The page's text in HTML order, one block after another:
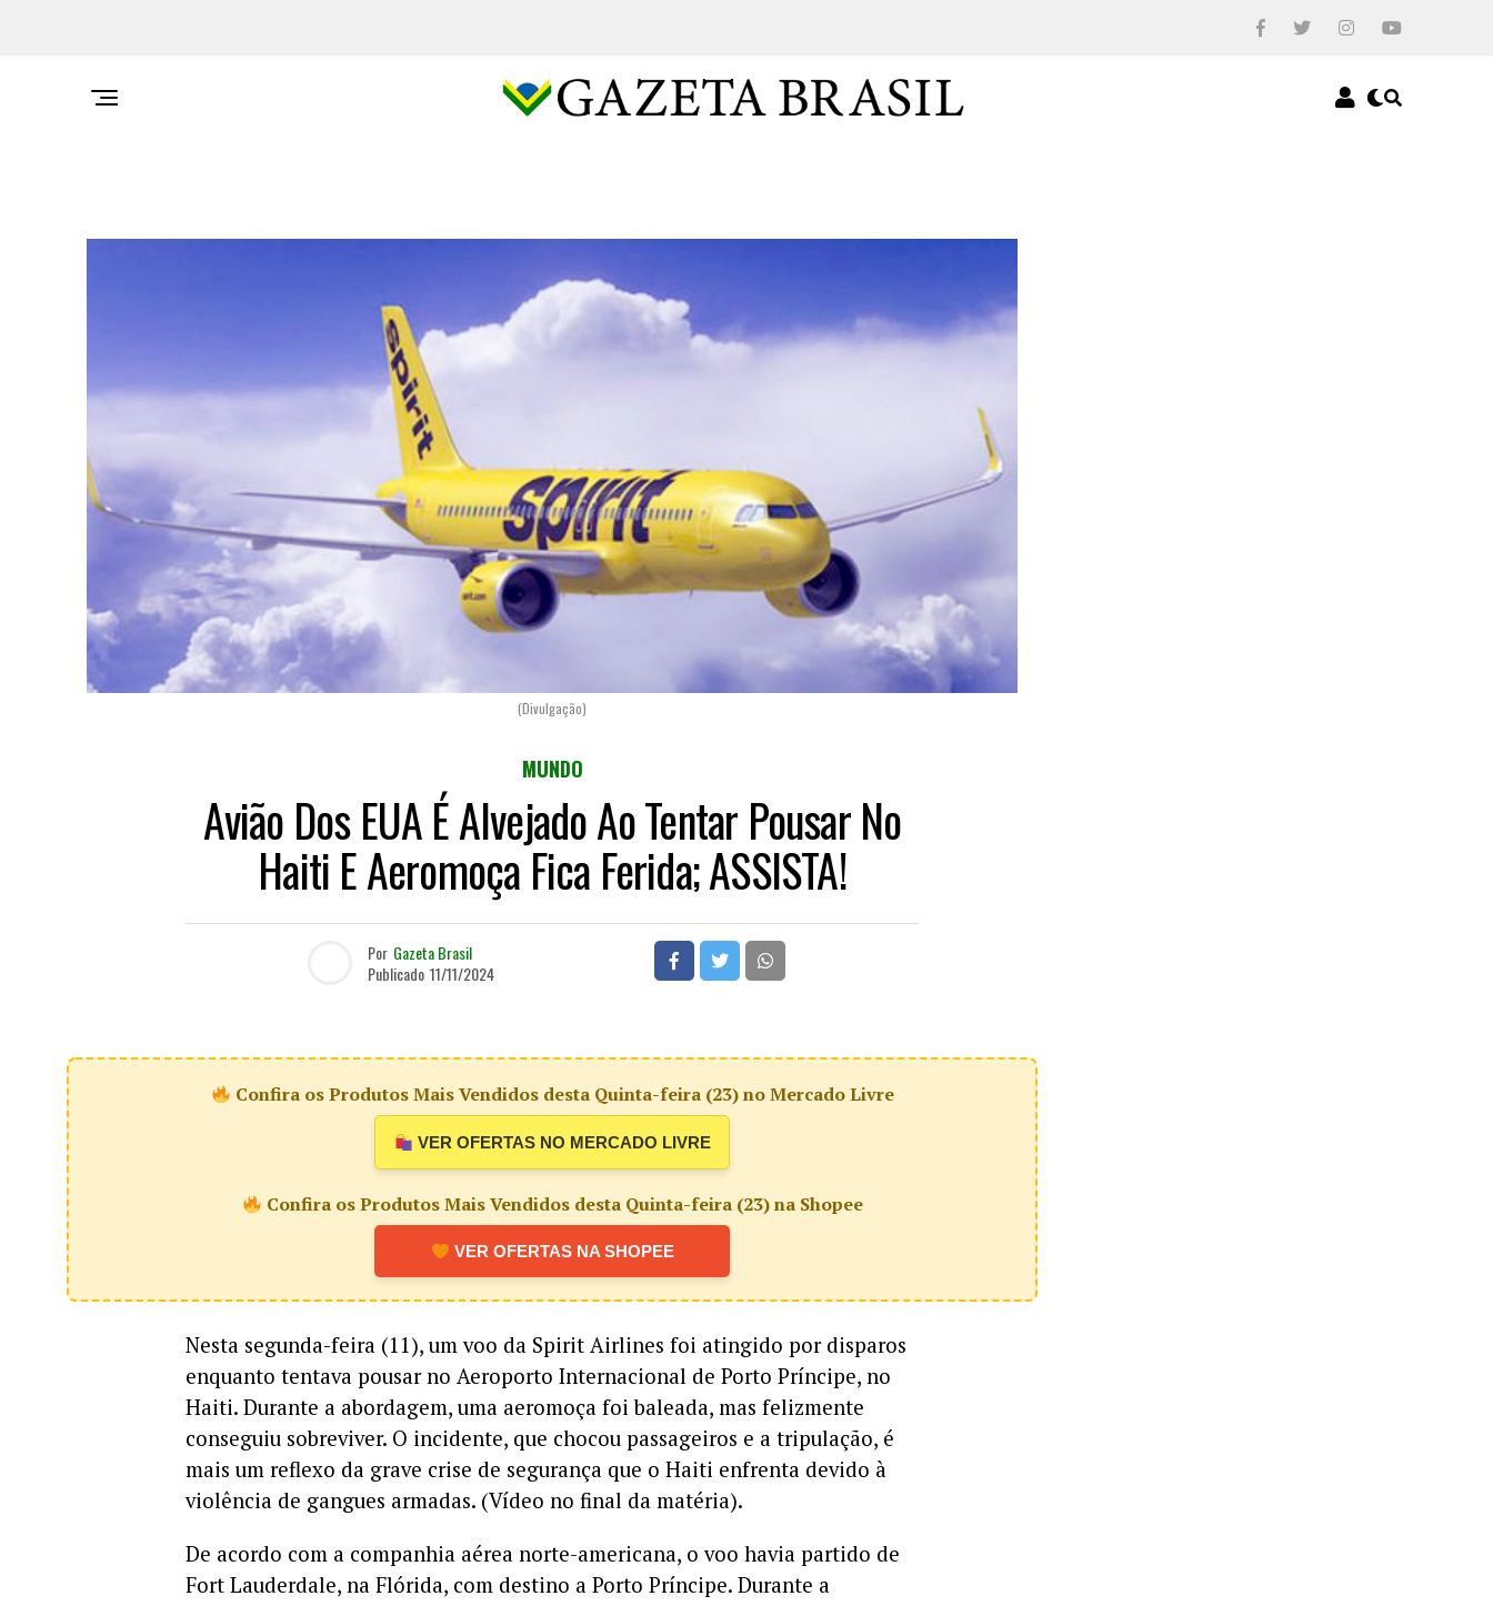
(Divulgação)
MUNDO
Avião Dos EUA É Alvejado Ao Tentar Pousar No
Haiti E Aeromoça Fica Ferida; ASSISTA!
Por Gazeta Brasil
Publicado 11/11/2024
Confira os Produtos Mais Vendidos desta Quinta-feira (23) no Mercado Livre
VER OFERTAS NO MERCADO LIVRE
Confira os Produtos Mais Vendidos desta Quinta-feira (23) na Shopee
VER OFERTAS NA SHOPEE
Nesta segunda-feira (11), um voo da Spirit Airlines foi atingido por disparos
enquanto tentava pousar no Aeroporto Internacional de Porto Príncipe, no
Haiti. Durante a abordagem, uma aeromoça foi baleada, mas felizmente
conseguiu sobreviver. O incidente, que chocou passageiros e a tripulação, é
mais um reflexo da grave crise de segurança que o Haiti enfrenta devido à
violência de gangues armadas. (Vídeo no final da matéria).
De acordo com a companhia aérea norte-americana, o voo havia partido de
Fort Lauderdale, na Flórida, com destino a Porto Príncipe. Durante a